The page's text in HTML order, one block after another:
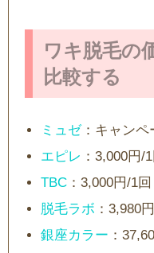
ワキ脱毛の
比較する
ミュゼ：キャンペ
エピレ ：3,000円/
TBC ：3,000円/1回
脱毛ラボ ：3,980
銀座カラー ：